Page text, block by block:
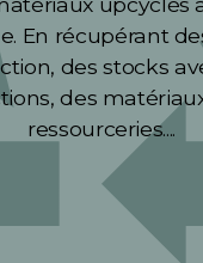
En récupérant
des stocks
des
ressourceries....